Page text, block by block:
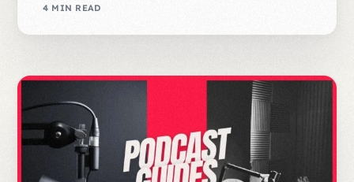
4 MIN READ